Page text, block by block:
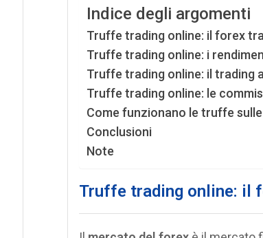
Indice degli argomenti
Truffe trading online: il forex
Truffe trading online: i
Truffe trading online: il trading
Truffe trading online: le
Come funzionano le truffe
Conclusioni
Note
Truffe trading online: il